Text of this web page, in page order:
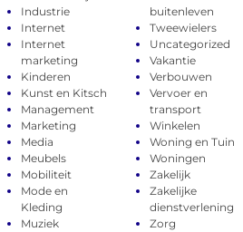
Industrie
Internet
Internet
marketing
Kinderen
Kunst en Kitsch
Management
Marketing
Media
Meubels
Mobiliteit
Mode en
Kleding
Muziek
buitenleven
Tweewielers
Uncategorized
Vakantie
Verbouwen
Vervoer en
transport
Winkelen
Woning en Tuin
Woningen
Zakelijk
Zakelijke
dienstverlening
Zorg